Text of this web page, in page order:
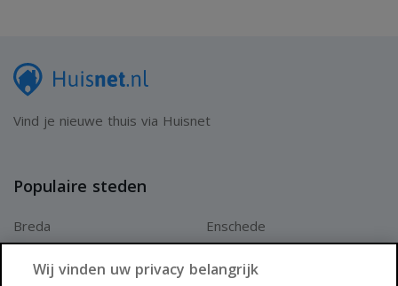
Vind je nieuwe thuis via Huisnet
Populaire steden
Breda
Enschede
Wij vinden uw privacy belangrijk